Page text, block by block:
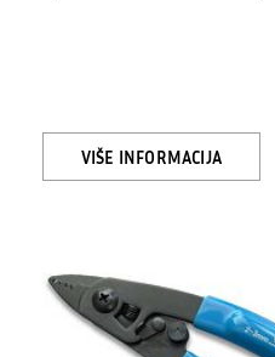
VIŠE INFORMACIJA